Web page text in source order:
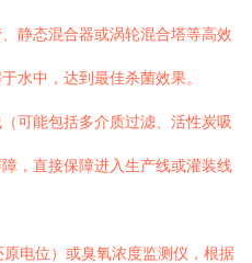
静态混合器或涡轮混合塔等高效
水中，达到最佳杀菌效果。
可能包括多介质过滤、活性炭吸
，直接保障进入生产线或灌装线
原电位）或臭氧浓度监测仪，根据